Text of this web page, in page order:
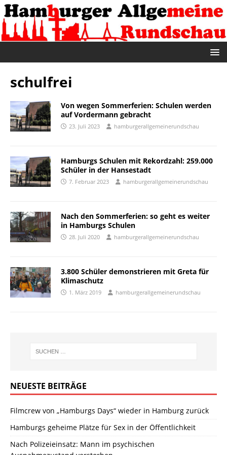
schulfrei
Von wegen Sommerferien: Schulen werden
auf Vordermann gebracht
23. Juli 2023 hamburgerallgemeinerundschau
Hamburgs Schulen mit Rekordzahl: 259.000
Schüler in der Hansestadt
7. Februar 2023 hamburgerallgemeinerundschau
Nach den Sommerferien: so geht es weiter
in Hamburgs Schulen
28. Juli 2020 hamburgerallgemeinerundschau
3.800 Schüler demonstrieren mit Greta für
Klimaschutz
1. März 2019 hamburgerallgemeinerundschau
NEUESTE BEITRÄGE
Filmcrew von „Hamburgs Days“ wieder in Hamburg zurück
Hamburgs geheime Plätze für Sex in der Öffentlichkeit
Nach Polizeieinsatz: Mann im psychischen